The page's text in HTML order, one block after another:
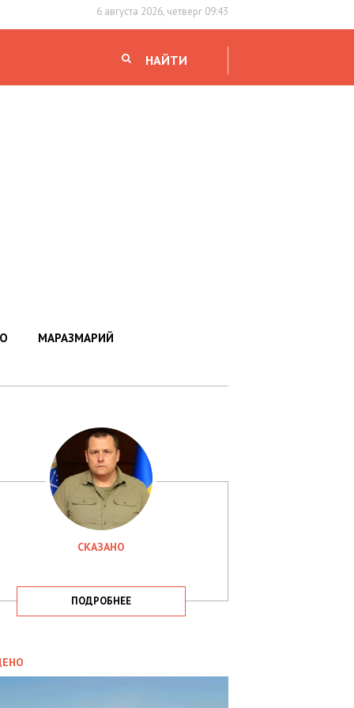
6 августа 2026, четверг 09:43
НАЙТИ
МАРАЗМАРИЙ
СКАЗАНО
ПОДРОБНЕЕ